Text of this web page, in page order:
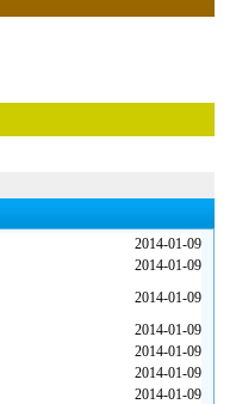
2014-01-09
2014-01-09
2014-01-09
2014-01-09
2014-01-09
2014-01-09
2014-01-09